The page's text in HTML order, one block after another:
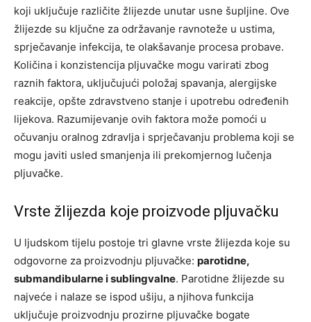
koji uključuje različite žlijezde unutar usne šupljine. Ove
žlijezde su ključne za održavanje ravnoteže u ustima,
sprječavanje infekcija, te olakšavanje procesa probave.
Količina i konzistencija pljuvačke mogu varirati zbog
raznih faktora, uključujući položaj spavanja, alergijske
reakcije, opšte zdravstveno stanje i upotrebu određenih
lijekova. Razumijevanje ovih faktora može pomoći u
očuvanju oralnog zdravlja i sprječavanju problema koji se
mogu javiti usled smanjenja ili prekomjernog lučenja
pljuvačke.
Vrste žlijezda koje proizvode pljuvačku
U ljudskom tijelu postoje tri glavne vrste žlijezda koje su
odgovorne za proizvodnju pljuvačke: parotidne,
submandibularne i sublingvalne. Parotidne žlijezde su
najveće i nalaze se ispod ušiju, a njihova funkcija
uključuje proizvodnju prozirne pljuvačke bogate